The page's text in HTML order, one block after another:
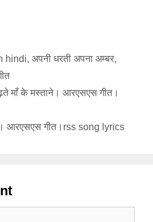
hindi, अपनी धरती अपना अम्बर,
माँ के मस्ताने। आरएसएस गीत।
आरएसएस गीत।rss song lyrics